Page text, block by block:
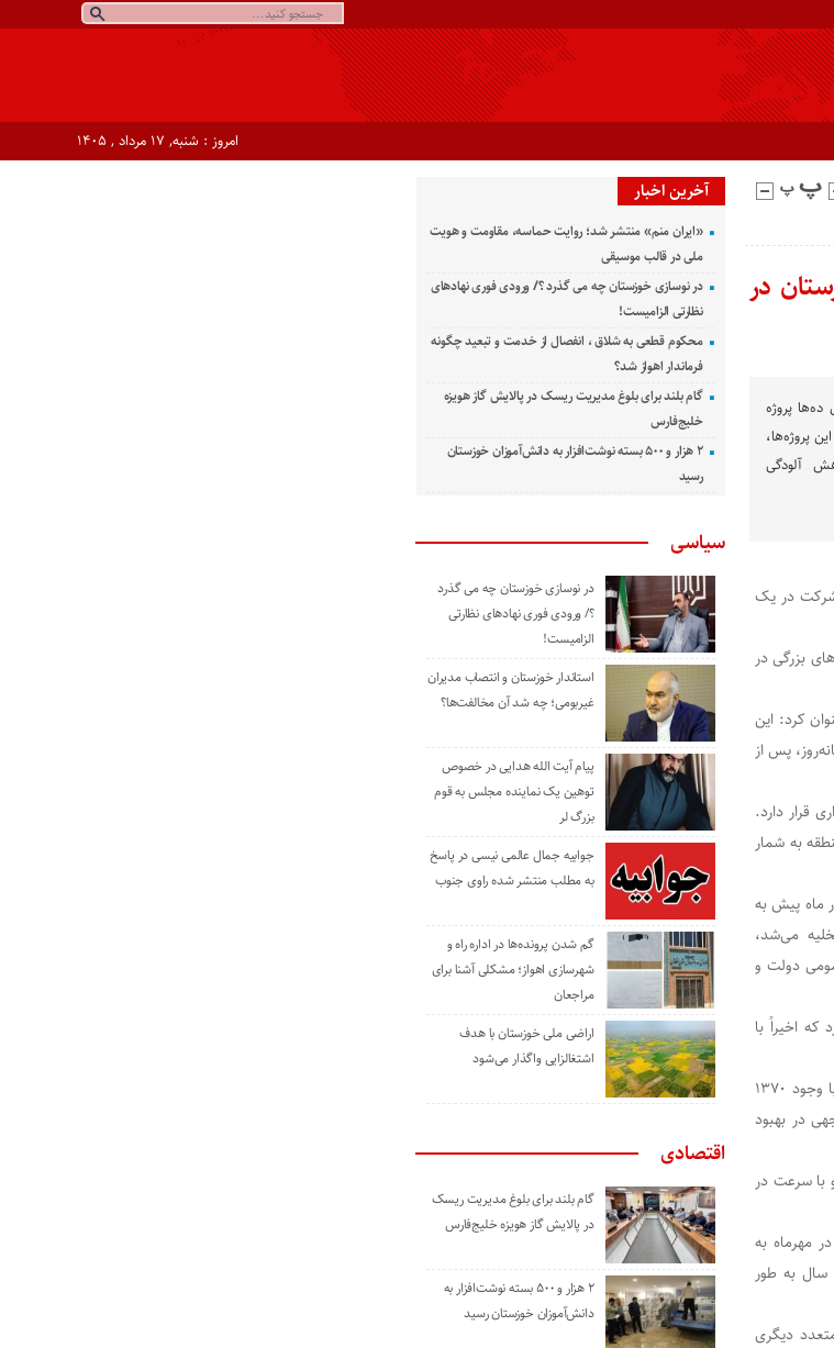
امروز : شنبه, ۱۷ مرداد , ۱۴۰۵
در
پروژه
پروژه‌ها،
آلودگی
شرکت در یک
بزرگی در
کرد: این
شیرین در شبانه‌روز، پس از
قرار دارد.
به شمار
ماه پیش به
تخلیه می‌شد،
منابع عمومی دولت و
که اخیراً با
وی گفت: این طرح باعث انسداد ۴ نقطه خروجی فاضلاب به رودخانه کارون شده است. با وجود ۱۳۷۰
قابل توجهی در بهبود
داشته و با سرعت در
این طرح در مهرماه به
سال به طور
دیگری
آخرین اخبار
«ایران منم» منتشر شد؛ روایت حماسه، مقاومت و هویت
ملی در قالب موسیقی
در نوسازی خوزستان چه می گذرد ؟/ ورودی فوری نهادهای
نظارتی الزامیست!
محکوم قطعی به شلاق ، انفصال از خدمت و تبعید چگونه
فرماندار اهواز شد؟
گام بلند برای بلوغ مدیریت ریسک در پالایش گاز هویزه
خلیج‌فارس
۲ هزار و ۵۰۰ بسته نوشت‌افزار به دانش‌آموزان خوزستان
رسید
سیاسی
در نوسازی خوزستان چه می گذرد
؟/ ورودی فوری نهادهای نظارتی
الزامیست!
استاندار خوزستان و انتصاب مدیران
غیربومی؛ چه شد آن مخالفت‌ها؟
پیام آیت الله هدایی در خصوص
توهین یک نماینده مجلس به قوم
بزرگ لر
جوابیه جمال عالمی نیسی در پاسخ
به مطلب منتشر شده راوی جنوب
گم شدن پرونده‌ها در اداره راه و
شهرسازی اهواز؛ مشکلی آشنا برای
مراجعان
اراضی ملی خوزستان با هدف
اشتغالزایی واگذار می‌شود
اقتصادی
گام بلند برای بلوغ مدیریت ریسک
در پالایش گاز هویزه خلیج‌فارس
۲ هزار و ۵۰۰ بسته نوشت‌افزار به
دانش‌آموزان خوزستان رسید